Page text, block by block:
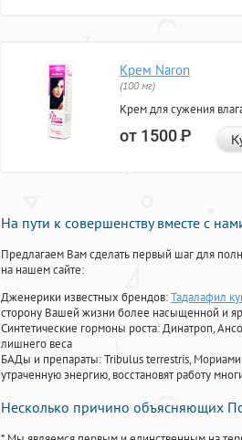
Крем Naron
(100 мг)
Крем для сужения
от 1500Р
На пути к совершенству вместе с
Предлагаем Вам сделать первый шаг для
на нашем сайте:
Дженерики известных брендов:Тадалафил
сторону Вашей жизни более насыщенной и
Синтетические гормоны роста: Динатроп,
лишнего веса
БАДы и препараты:Tribulus terrestris,
утраченную энергию, восстановят работу
Несколько причино объясняющих